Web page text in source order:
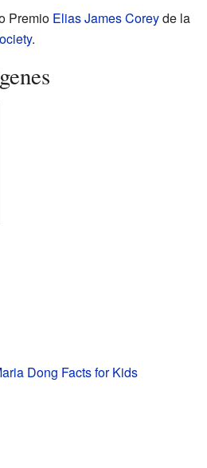
Premio Elias James Coreyde la
.
Dong Facts for Kids